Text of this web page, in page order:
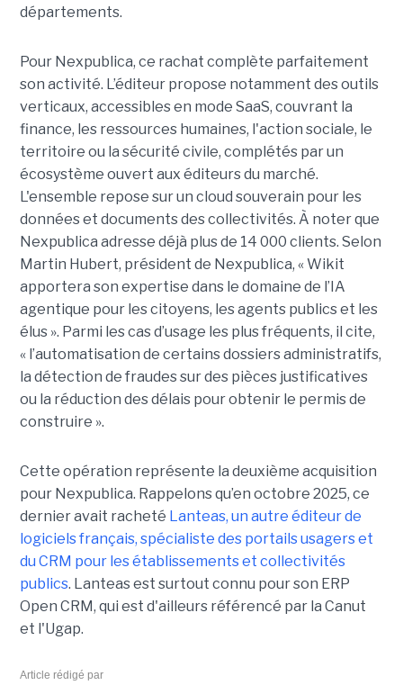
départements.
Pour Nexpublica, ce rachat complète parfaitement
son activité. L’éditeur propose notamment des outils
verticaux, accessibles en mode SaaS, couvrant la
finance, les ressources humaines, l'action sociale, le
territoire ou la sécurité civile, complétés par un
écosystème ouvert aux éditeurs du marché.
L'ensemble repose sur un cloud souverain pour les
données et documents des collectivités. À noter que
Nexpublica adresse déjà plus de 14 000 clients. Selon
Martin Hubert, président de Nexpublica, « Wikit
apportera son expertise dans le domaine de l’IA
agentique pour les citoyens, les agents publics et les
élus ». Parmi les cas d’usage les plus fréquents, il cite,
« l’automatisation de certains dossiers administratifs,
la détection de fraudes sur des pièces justificatives
ou la réduction des délais pour obtenir le permis de
construire ».
Cette opération représente la deuxième acquisition
pour Nexpublica. Rappelons qu’en octobre 2025, ce
dernier avait racheté Lanteas, un autre éditeur de
logiciels français, spécialiste des portails usagers et
du CRM pour les établissements et collectivités
publics. Lanteas est surtout connu pour son ERP
Open CRM, qui est d'ailleurs référencé par la Canut
et l'Ugap.
Article rédigé par